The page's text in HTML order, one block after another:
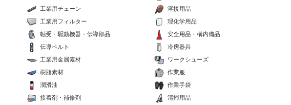
工業用チェーン
工業用フィルター
軸受・駆動機器・伝導部品
伝導ベルト
工業用金属素材
樹脂素材
潤滑油
接着剤・補修剤
溶接用品
理化学用品
安全用品・構内備品
冷房器具
ワークシューズ
作業服
作業手袋
清掃用品